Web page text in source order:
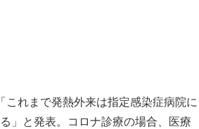
れまで発熱外来は指定感染症病院に
」と発表。コロナ診療の場合、医療